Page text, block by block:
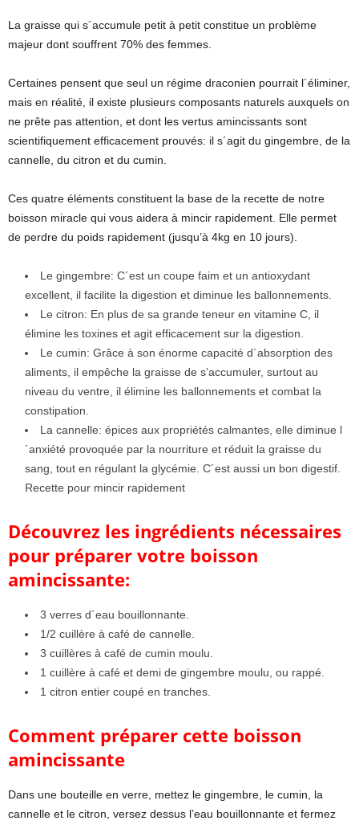
La graisse qui s´accumule petit à petit constitue un problème
majeur dont souffrent 70% des femmes.
Certaines pensent que seul un régime draconien pourrait l´éliminer,
mais en réalité, il existe plusieurs composants naturels auxquels on
ne prête pas attention, et dont les vertus amincissants sont
scientifiquement efficacement prouvés: il s´agit du gingembre, de la
cannelle, du citron et du cumin.
Ces quatre éléments constituent la base de la recette de notre
boisson miracle qui vous aidera à mincir rapidement. Elle permet
de perdre du poids rapidement (jusqu’à 4kg en 10 jours).
Le gingembre: C´est un coupe faim et un antioxydant
excellent, il facilite la digestion et diminue les ballonnements.
Le citron: En plus de sa grande teneur en vitamine C, il
élimine les toxines et agit efficacement sur la digestion.
Le cumin: Grâce à son énorme capacité d´absorption des
aliments, il empêche la graisse de s’accumuler, surtout au
niveau du ventre, il élimine les ballonnements et combat la
constipation.
La cannelle: épices aux propriétés calmantes, elle diminue l
´anxiété provoquée par la nourriture et réduit la graisse du
sang, tout en régulant la glycémie. C´est aussi un bon digestif.
Recette pour mincir rapidement
Découvrez les ingrédients nécessaires
pour préparer votre boisson
amincissante:
3 verres d´eau bouillonnante.
1/2 cuillère à café de cannelle.
3 cuillères à café de cumin moulu.
1 cuillère à café et demi de gingembre moulu, ou rappé.
1 citron entier coupé en tranches.
Comment préparer cette boisson
amincissante
Dans une bouteille en verre, mettez le gingembre, le cumin, la
cannelle et le citron, versez dessus l’eau bouillonnante et fermez